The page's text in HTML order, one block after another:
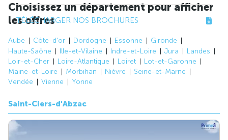
TÉLÉCHARGER NOS BROCHURES
Choisissez un département pour afficher
les offres
Aube Côte-d'or Dordogne Essonne
Gironde
Haute-Saône
Ille-et-Vilaine Indre-et-Loire Jura
Landes
Loir-et-Cher
Loire-Atlantique Loiret
Lot-et-Garonne
Maine-et-Loire
Morbihan Nièvre
Seine-et-Marne
Vendée
Vienne Yonne
Saint-Ciers-d'Abzac